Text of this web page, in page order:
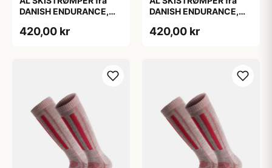
DANISH ENDURANCE,
420,00 kr
DANISH ENDURANCE,
420,00 kr